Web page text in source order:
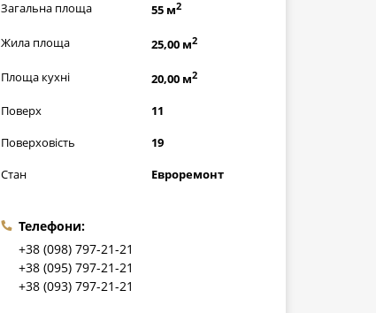
Загальна площа 55 м2
Жила площа 25,00 м2
Площа кухні 20,00 м2
Поверх
11
Поверховість
19
Стан
Евроремонт
Телефони:
+38 (098) 797-21-21
+38 (095) 797-21-21
+38 (093) 797-21-21